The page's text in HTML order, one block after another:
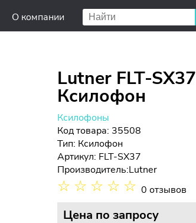
О компании
Lutner FLT-SX37
Ксилофон
Ксилофоны
Код товара: 35508
Тип: Ксилофон
Артикул: FLT-SX37
Производитель:Lutner
☆ ☆ ☆ ☆ ☆ 0 отзывов
Цена по запросу